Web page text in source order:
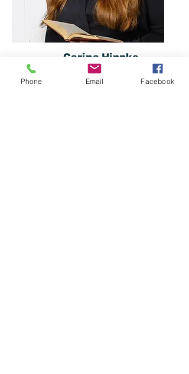
Carina Hippke
Lektorin Kinder- &
Jugendbuch
Phone Email Facebook